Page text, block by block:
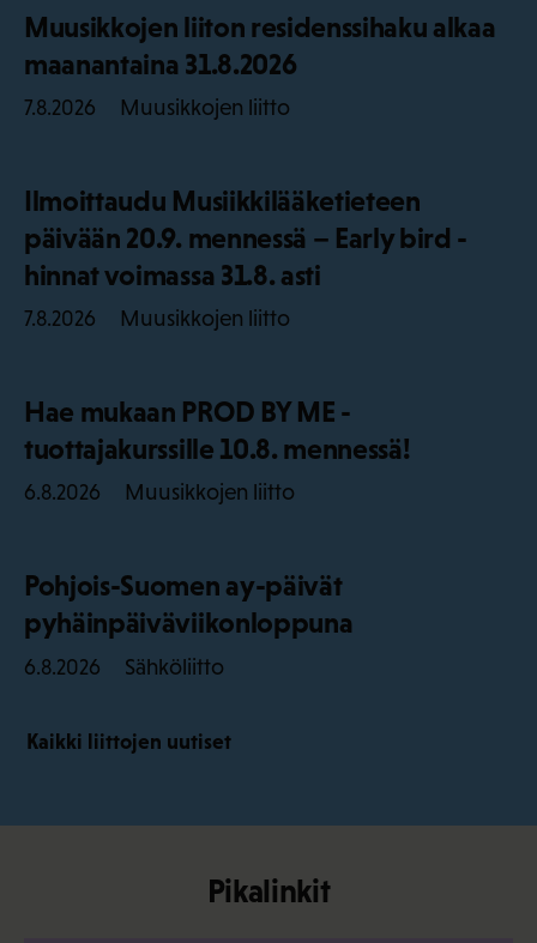
Muusikkojen liiton residenssihaku alkaa
maanantaina 31.8.2026
7.8.2026 Muusikkojen liitto
Ilmoittaudu Musiikkilääketieteen
päivään 20.9. mennessä – Early bird -
hinnat voimassa 31.8. asti
7.8.2026 Muusikkojen liitto
Hae mukaan PROD BY ME -
tuottajakurssille 10.8. mennessä!
6.8.2026 Muusikkojen liitto
Pohjois-Suomen ay-päivät
pyhäinpäiväviikonloppuna
6.8.2026 Sähköliitto
Kaikki liittojen uutiset
Pikalinkit